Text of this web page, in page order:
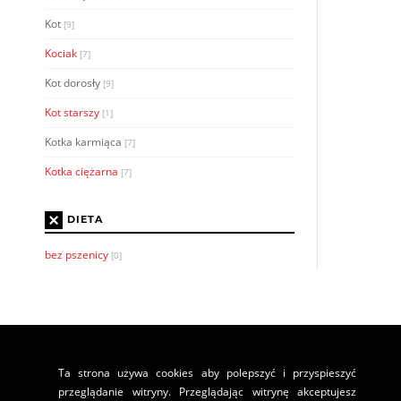
Kot [9]
Kociak [7]
Kot dorosły [9]
Kot starszy [1]
Kotka karmiąca [7]
Kotka ciężarna [7]
× DIETA
bez pszenicy [0]
Ta strona używa cookies aby polepszyć i przyspieszyć
przeglądanie witryny. Przeglądając witrynę akceptujesz